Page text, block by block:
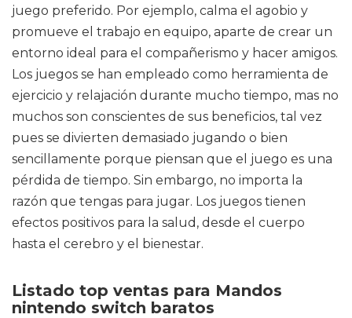
juego preferido. Por ejemplo, calma el agobio y
promueve el trabajo en equipo, aparte de crear un
entorno ideal para el compañerismo y hacer amigos.
Los juegos se han empleado como herramienta de
ejercicio y relajación durante mucho tiempo, mas no
muchos son conscientes de sus beneficios, tal vez
pues se divierten demasiado jugando o bien
sencillamente porque piensan que el juego es una
pérdida de tiempo. Sin embargo, no importa la
razón que tengas para jugar. Los juegos tienen
efectos positivos para la salud, desde el cuerpo
hasta el cerebro y el bienestar.
Listado top ventas para Mandos
nintendo switch baratos